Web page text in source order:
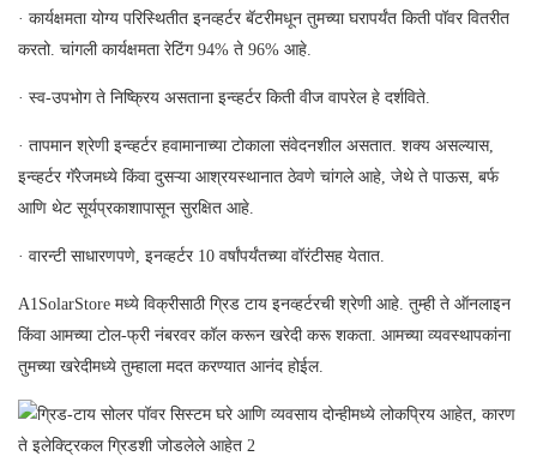
· कार्यक्षमता योग्य परिस्थितीत इनव्हर्टर बॅटरीमधून तुमच्या घरापर्यंत किती पॉवर वितरीत
करतो. चांगली कार्यक्षमता रेटिंग 94% ते 96% आहे.
· स्व-उपभोग ते निष्क्रिय असताना इन्व्हर्टर किती वीज वापरेल हे दर्शविते.
· तापमान श्रेणी इन्व्हर्टर हवामानाच्या टोकाला संवेदनशील असतात. शक्य असल्यास,
इन्व्हर्टर गॅरेजमध्ये किंवा दुसऱ्या आश्रयस्थानात ठेवणे चांगले आहे, जेथे ते पाऊस, बर्फ
आणि थेट सूर्यप्रकाशापासून सुरक्षित आहे.
· वारन्टी साधारणपणे, इनव्हर्टर 10 वर्षांपर्यंतच्या वॉरंटीसह येतात.
A1SolarStore मध्ये विक्रीसाठी ग्रिड टाय इनव्हर्टरची श्रेणी आहे. तुम्ही ते ऑनलाइन
किंवा आमच्या टोल-फ्री नंबरवर कॉल करून खरेदी करू शकता. आमच्या व्यवस्थापकांना
तुमच्या खरेदीमध्ये तुम्हाला मदत करण्यात आनंद होईल.